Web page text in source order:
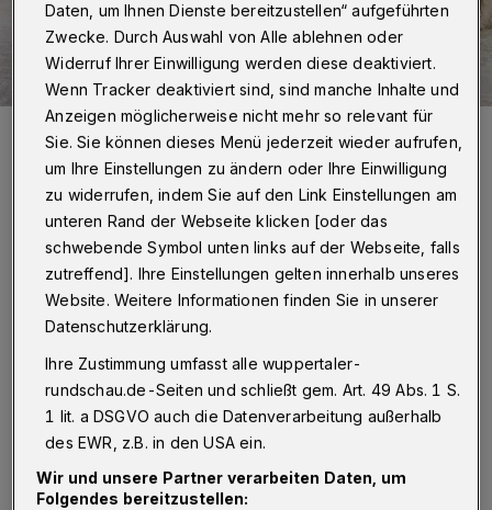
In Transportboxen verließen die Elefanten den Grünen Zoo.
Foto: Grüner Zoo Wuppertal
H intergrund seien „zunehmende
Spannungen innerhalb der Wuppertaler
Elefantenherde sowie die bevorstehenden
Umbauarbeiten an der Elefantenanlage“, teilte
der Zoo auf der Plattform Instagram mit.
„Elefanten leben in der Natur in Matrilinien,
also Familienverbänden bestehend aus einer
Daten, um Ihnen Dienste bereitzustellen“ aufgeführten
Zwecke. Durch Auswahl von Alle ablehnen oder
Widerruf Ihrer Einwilligung werden diese deaktiviert.
Wenn Tracker deaktiviert sind, sind manche Inhalte und
Anzeigen möglicherweise nicht mehr so relevant für
Sie. Sie können dieses Menü jederzeit wieder aufrufen,
um Ihre Einstellungen zu ändern oder Ihre Einwilligung
zu widerrufen, indem Sie auf den Link Einstellungen am
unteren Rand der Webseite klicken [oder das
schwebende Symbol unten links auf der Webseite, falls
zutreffend]. Ihre Einstellungen gelten innerhalb unseres
Website. Weitere Informationen finden Sie in unserer
Datenschutzerklärung.
Ihre Zustimmung umfasst alle wuppertaler-
rundschau.de-Seiten und schließt gem. Art. 49 Abs. 1 S.
1 lit. a DSGVO auch die Datenverarbeitung außerhalb
des EWR, z.B. in den USA ein.
Wir und unsere Partner verarbeiten Daten, um
Folgendes bereitzustellen: